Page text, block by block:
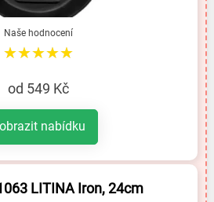
Naše hodnocení
★★★★★
od 549 Kč
nabídku
LITINA Iron, 24cm